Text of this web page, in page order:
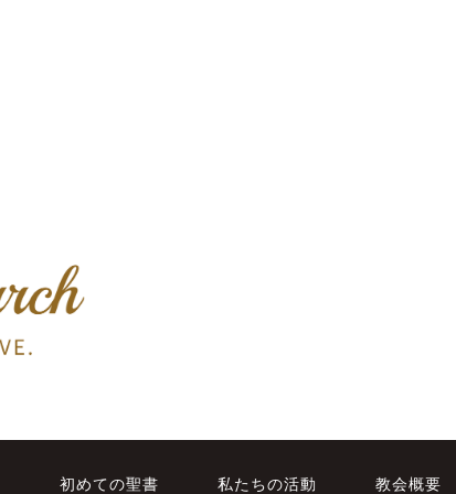
初めての聖書 私たちの活動 教会概要